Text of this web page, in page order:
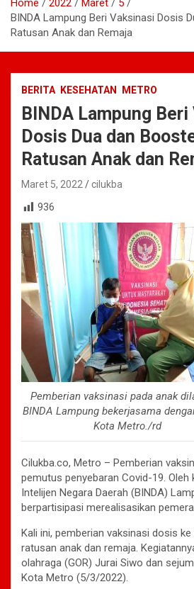
Home 2022 Maret
5
BINDA Lampung Beri Vaksinasi Dosis
Ratusan Anak dan Remaja
BERITA KESEHATAN METRO
BINDA Lampung
Dosis Dua dan
Ratusan Anak dan
Maret 5, 2022
cilukba
936
Pemberian vaksinasi pada anak
BINDA Lampung bekerjasama
Kota Metro./rd
Cilukba.co, Metro – Pemberian
pemutus penyebaran Covid-19. Oleh
Intelijen Negara Daerah (BINDA)
berpartisipasi merealisasikan
Kali ini, pemberian vaksinasi dosis
ratusan anak dan remaja.
olahraga (GOR) Jurai Siwo dan
Kota Metro (5/3/2022).